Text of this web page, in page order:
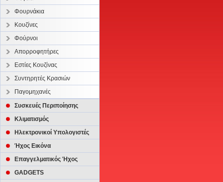
Φουρνάκια
Κουζίνες
Φούρνοι
Απορροφητήρες
Εστίες Κουζίνας
Συντηρητές Κρασιών
Παγομηχανές
Συσκευές Περιποίησης
Κλιματισμός
Ηλεκτρονικοί Υπολογιστές
Ήχος Εικόνα
Επαγγελματικός Ήχος
GADGETS